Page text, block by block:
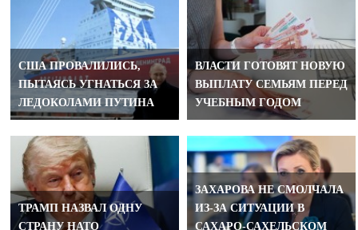
США ПРОВАЛИЛИСЬ,
ПЫТАЯСЬ УГНАТЬСЯ ЗА
ЛЕДОКОЛАМИ ПУТИНА
ВЛАСТИ ГОТОВЯТ НОВУЮ
ВЫПЛАТУ СЕМЬЯМ ПЕРЕД
УЧЕБНЫМ ГОДОМ
ТРАМП НАЗВАЛ ОДНУ
СТРАНУ НАТО
ЗАХАРОВА НЕ СМОЛЧАЛА
ИЗ-ЗА СИТУАЦИИ В
САХАРО-САХЕЛЬСКОМ